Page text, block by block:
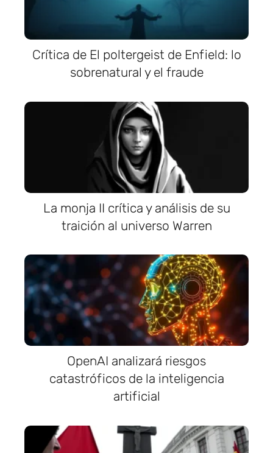
Crítica de El poltergeist de Enfield: lo
sobrenatural y el fraude
La monja II crítica y análisis de su
traición al universo Warren
OpenAI analizará riesgos
catastróficos de la inteligencia
artificial